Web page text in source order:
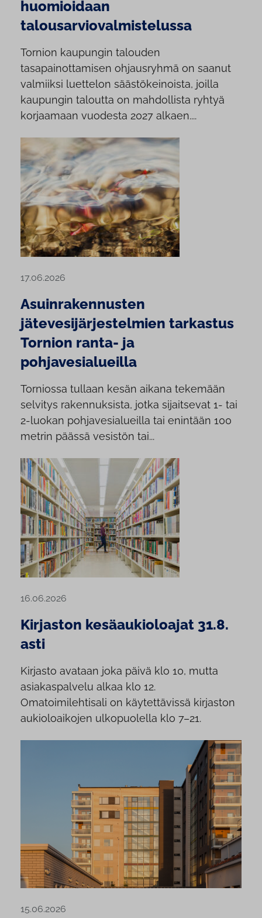
huomioidaan
talousarviovalmistelussa
Tornion kaupungin talouden
tasapainottamisen ohjausryhmä on saanut
valmiiksi luettelon säästökeinoista, joilla
kaupungin taloutta on mahdollista ryhtyä
korjaamaan vuodesta 2027 alkaen....
17.06.2026
Asuinrakennusten
jätevesijärjestelmien tarkastus
Tornion ranta- ja
pohjavesialueilla
Torniossa tullaan kesän aikana tekemään
selvitys rakennuksista, jotka sijaitsevat 1- tai
2-luokan pohjavesialueilla tai enintään 100
metrin päässä vesistön tai...
16.06.2026
Kirjaston kesäaukioloajat 31.8.
asti
Kirjasto avataan joka päivä klo 10, mutta
asiakaspalvelu alkaa klo 12.
Omatoimilehtisali on käytettävissä kirjaston
aukioloaikojen ulkopuolella klo 7–21.
15.06.2026